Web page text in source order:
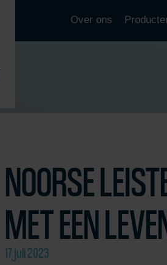
Over ons
NOORSE
MET EEN
17 juli 2023